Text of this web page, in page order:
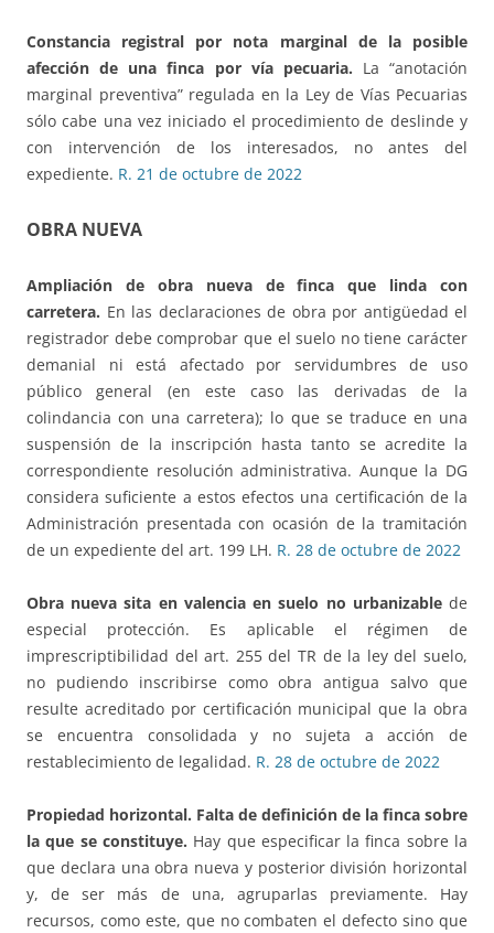
Constancia registral por nota marginal de la posible
afección de una finca por vía pecuaria. La “anotación
marginal preventiva” regulada en la Ley de Vías Pecuarias
sólo cabe una vez iniciado el procedimiento de deslinde y
con intervención de los interesados, no antes del
expediente. R. 21 de octubre de 2022
OBRA NUEVA
Ampliación de obra nueva de finca que linda con
carretera. En las declaraciones de obra por antigüedad el
registrador debe comprobar que el suelo no tiene carácter
demanial ni está afectado por servidumbres de uso
público general (en este caso las derivadas de la
colindancia con una carretera); lo que se traduce en una
suspensión de la inscripción hasta tanto se acredite la
correspondiente resolución administrativa. Aunque la DG
considera suficiente a estos efectos una certificación de la
Administración presentada con ocasión de la tramitación
de un expediente del art. 199 LH. R. 28 de octubre de 2022
Obra nueva sita en valencia en suelo no urbanizablede
especial protección. Es aplicable el régimen de
imprescriptibilidad del art. 255 del TR de la ley del suelo,
no pudiendo inscribirse como obra antigua salvo que
resulte acreditado por certificación municipal que la obra
se encuentra consolidada y no sujeta a acción de
restablecimiento de legalidad. R. 28 de octubre de 2022
Propiedad horizontal. Falta de definición de la finca sobre
la que se constituye. Hay que especificar la finca sobre la
que declara una obra nueva y posterior división horizontal
y, de ser más de una, agruparlas previamente. Hay
recursos, como este, que no combaten el defecto sino que